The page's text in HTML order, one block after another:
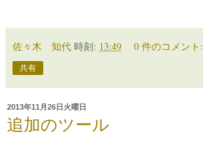
佐々木 知代 時刻: 13:49 0 件のコメント:
共有
2013年11月26日火曜日
追加のツール